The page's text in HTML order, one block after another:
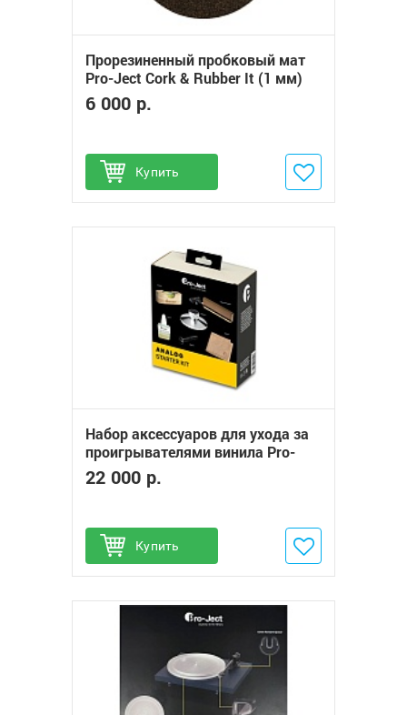
Прорезиненный пробковый мат
Pro-Ject Cork & Rubber It (1 мм)
6 000 р.
Купить
Добавить в избранное
Набор аксессуаров для ухода за
проигрывателями винила Pro-
Ject Analog Starter Kit
22 000 р.
Купить
Добавить в избранное